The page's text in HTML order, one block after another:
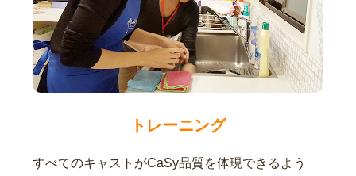
トレーニング
すべてのキャストがCaSy品質を体現できるよう